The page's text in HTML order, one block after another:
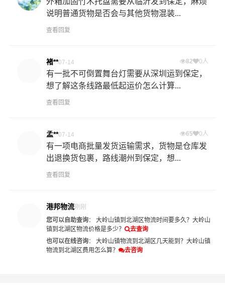
说明普通货物是否会与其他货物混装...
查看回复
褚**07-14 82 0人
有一批不可倒置舞台灯需要从深圳运到保定，
想了解这条线路最低起运价怎么计算...
查看回复
孟**07-14 65 0人
有一项电商批量发货运输需求，货物是仓库发
出退换货包裹，路线潮州到保定，想...
查看回复
港邦物流刚刚
您可以自助查询： 大岭山镇到北湖区物流时间要多久？ 大岭山
镇到北湖区物流价格是多少？
去查询
也可以在线咨询： 大岭山镇物流到北湖区几天能到？ 大岭山镇
物流到北湖区费用怎么算？
去咨询